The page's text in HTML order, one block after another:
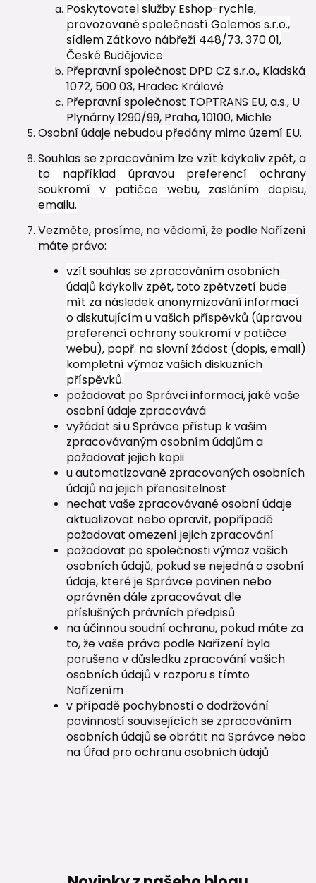
Poskytovatel služby Eshop-rychle,
provozované společností Golemos s.r.o.,
sídlem Zátkovo nábřeží 448/73, 370 01,
České Budějovice
Přepravní společnost DPD CZ s.r.o., Kladská
1072, 500 03, Hradec Králové
Přepravní společnost TOPTRANS EU, a.s., U
Plynárny 1290/99, Praha, 10100, Michle
Osobní údaje nebudou předány mimo území EU.
Souhlas se zpracováním lze vzít kdykoliv zpět, a
to například úpravou preferencí ochrany
soukromí v patičce webu, zasláním dopisu,
emailu.
Vezměte, prosíme, na vědomí, že podle Nařízení
máte právo:
vzít souhlas se zpracováním osobních
údajů kdykoliv zpět, toto zpětvzetí bude
mít za následek anonymizování informací
o diskutujícím u vašich příspěvků (úpravou
preferencí ochrany soukromí v patičce
webu), popř. na slovní žádost (dopis, email)
kompletní výmaz vašich diskuzních
příspěvků.
požadovat po Správci informaci, jaké vaše
osobní údaje zpracovává
vyžádat si u Správce přístup k vašim
zpracovávaným osobním údajům a
požadovat jejich kopii
u automatizovaně zpracovaných osobních
údajů na jejich přenositelnost
nechat vaše zpracovávané osobní údaje
aktualizovat nebo opravit, popřípadě
požadovat omezení jejich zpracování
požadovat po společnosti výmaz vašich
osobních údajů, pokud se nejedná o osobní
údaje, které je Správce povinen nebo
oprávněn dále zpracovávat dle
příslušných právních předpisů
na účinnou soudní ochranu, pokud máte za
to, že vaše práva podle Nařízení byla
porušena v důsledku zpracování vašich
osobních údajů v rozporu s tímto
Nařízením
v případě pochybností o dodržování
povinností souvisejících se zpracováním
osobních údajů se obrátit na Správce nebo
na Úřad pro ochranu osobních údajů